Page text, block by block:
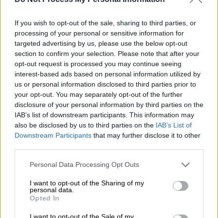
If you wish to opt-out of the sale, sharing to third parties, or
processing of your personal or sensitive information for
targeted advertising by us, please use the below opt-out
section to confirm your selection. Please note that after your
opt-out request is processed you may continue seeing
interest-based ads based on personal information utilized by
us or personal information disclosed to third parties prior to
your opt-out. You may separately opt-out of the further
disclosure of your personal information by third parties on the
IAB’s list of downstream participants. This information may
also be disclosed by us to third parties on the IAB’s List of
Downstream Participants that may further disclose it to other
Please note that this website/app uses one or more Google
not limited to your visit or usage behaviour. You may click to
grant or deny consent to Google and its third-party tags to
use your data for below specified purposes in below Google
consent section.
Personal Data Processing Opt Outs
I want to opt-out of the Sharing of my
personal data.
Opted In
I want to opt-out of the Sale of my
Ανατολική Μεσόγειο και επισήμανε ότι ενώ
να επουλώσει τα τραύματα και να βρει δρόμο
με ασφάλεια, «εμφανίζονται παραβατικές και
αντικοινωνικές συμπεριφορές,
εγκληματικές ομάδες που λεηλατούν,
νταήδες που νομίζουν ότι είναι πάνω από
τους νόμους, και ποντικοί στα κρατικά
ταμεία που κλέβουν τον δίκαιο κόπο των
πολιτών».
Τα μέτρα για να μπει «φρένο» στην
παράνομη οπλοκατοχή
εξήςπαρεμβάσεις:
Κακουργηματική ποινή για παράνομη